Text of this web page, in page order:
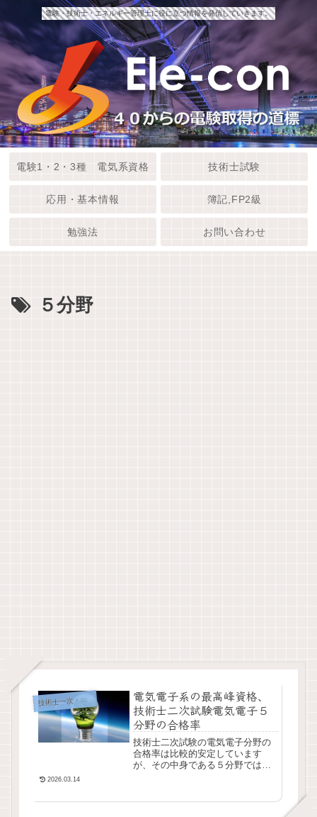
電験・技術士・エネルギー管理士に役に立つ情報を発信していきます。
電験1・2・3種 電気系資格 技術士試験
応用・基本情報 簿記,FP2級
勉強法 お問い合わせ
５分野
技 術士一次・二次試験
電気電子系の最高峰資格、
技術士二次試験電気電子５
分野の合格率
技術士二次試験の電気電子分野の
合格率は比較的安定しています
が、その中身である５分野では結
2026.03.14